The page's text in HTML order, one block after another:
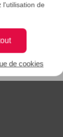
l'utilisation de
de cookies